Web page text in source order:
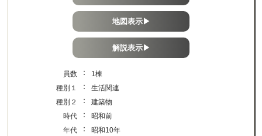
地図表示▶
解説表示▶
員数 ：
1棟
種別１
：
生活関連
種別２
：
建築物
時代
：
昭和前
年代
：
昭和10年